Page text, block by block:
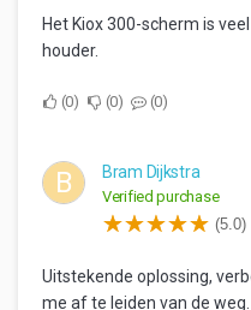
Het Kiox 300-scherm is
houder.
0 0 0
B Bram Dijkstra
Verified purchase
(5.0)
Uitstekende oplossing,
me af te leiden van de weg.